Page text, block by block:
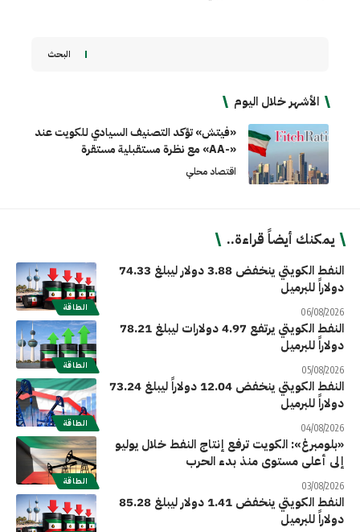
البحث
الأشهر خلال اليوم
«فيتش» تؤكد التصنيف السيادي للكويت عند
«-AA» مع نظرة مستقبلية مستقرة
اقتصاد محلي
يمكنك أيضاً قراءة..
الطاقة
النفط الكويتي ينخفض 3.88 دولار ليبلغ 74.33
دولاراً للبرميل
06/08/2026
الطاقة
النفط الكويتي يرتفع 4.97 دولارات ليبلغ 78.21
دولاراً للبرميل
05/08/2026
الطاقة
النفط الكويتي ينخفض 12.04 دولاراً ليبلغ 73.24
دولاراً للبرميل
04/08/2026
الطاقة
«بلومبرغ»: الكويت ترفع إنتاج النفط خلال يوليو
إلى أعلى مستوى منذ بدء الحرب
03/08/2026
النفط الكويتي ينخفض 1.41 دولار ليبلغ 85.28
دولاراً للبرميل